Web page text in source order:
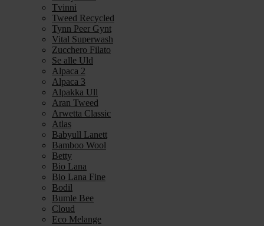
Tvinni
Tweed Recycled
Tynn Peer Gynt
Vital Superwash
Zucchero Filato
Se alle Uld
Alpaca 2
Alpaca 3
Alpakka Ull
Aran Tweed
Arwetta Classic
Atlas
Babyull Lanett
Bamboo Wool
Betty
Bio Lana
Bio Lana Fine
Bodil
Bumle Bee
Cloud
Eco Melange